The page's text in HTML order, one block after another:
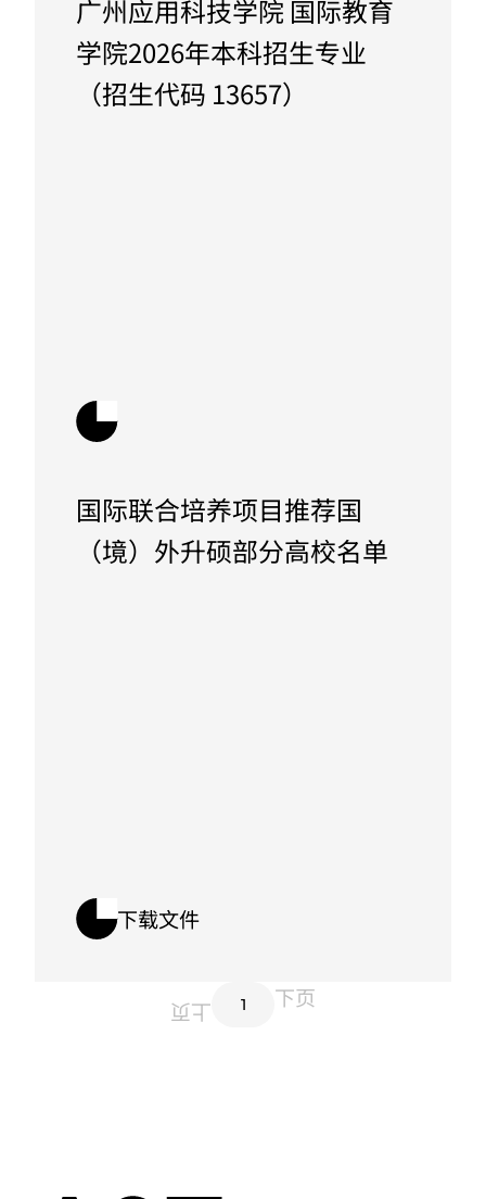
广州应用科技学院 国际教育
学院2026年本科招生专业
（招生代码 13657）
下载文件
国际联合培养项目推荐国
（境）外升硕部分高校名单
下载文件
上页 1 下页